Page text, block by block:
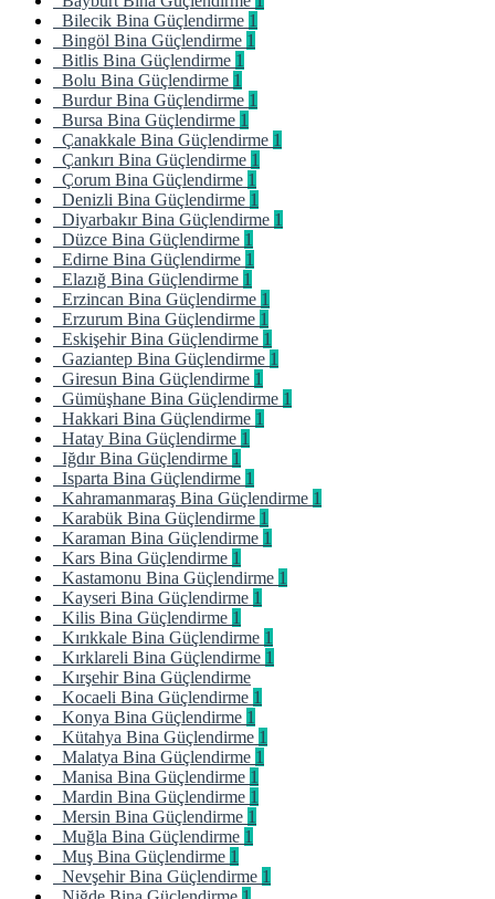
Bilecik Bina Güçlendirme 1
Bingöl Bina Güçlendirme 1
Bitlis Bina Güçlendirme 1
Bolu Bina Güçlendirme 1
Burdur Bina Güçlendirme 1
Bursa Bina Güçlendirme 1
Çanakkale Bina Güçlendirme 1
Çankırı Bina Güçlendirme 1
Çorum Bina Güçlendirme 1
Denizli Bina Güçlendirme 1
Diyarbakır Bina Güçlendirme 1
Düzce Bina Güçlendirme 1
Edirne Bina Güçlendirme 1
Elazığ Bina Güçlendirme 1
Erzincan Bina Güçlendirme 1
Erzurum Bina Güçlendirme 1
Eskişehir Bina Güçlendirme 1
Gaziantep Bina Güçlendirme 1
Giresun Bina Güçlendirme 1
Gümüşhane Bina Güçlendirme 1
Hakkari Bina Güçlendirme 1
Hatay Bina Güçlendirme 1
Iğdır Bina Güçlendirme 1
Isparta Bina Güçlendirme 1
Kahramanmaraş Bina Güçlendirme 1
Karabük Bina Güçlendirme 1
Karaman Bina Güçlendirme 1
Kars Bina Güçlendirme 1
Kastamonu Bina Güçlendirme 1
Kayseri Bina Güçlendirme 1
Kilis Bina Güçlendirme 1
Kırıkkale Bina Güçlendirme 1
Kırklareli Bina Güçlendirme 1
Kırşehir Bina Güçlendirme
Kocaeli Bina Güçlendirme 1
Konya Bina Güçlendirme 1
Kütahya Bina Güçlendirme 1
Malatya Bina Güçlendirme 1
Manisa Bina Güçlendirme 1
Mardin Bina Güçlendirme 1
Mersin Bina Güçlendirme 1
Muğla Bina Güçlendirme 1
Muş Bina Güçlendirme 1
Nevşehir Bina Güçlendirme 1